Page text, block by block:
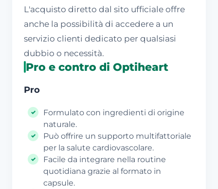
L'acquisto diretto dal sito ufficiale offre
anche la possibilità di accedere a un
servizio clienti dedicato per qualsiasi
dubbio o necessità.
Pro e contro di Optiheart
Pro
Formulato con ingredienti di origine
naturale.
Può offrire un supporto multifattoriale
per la salute cardiovascolare.
Facile da integrare nella routine
quotidiana grazie al formato in
capsule.